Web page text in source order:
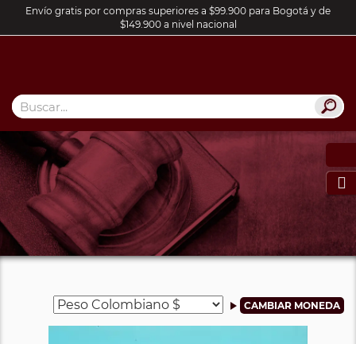
Envío gratis por compras superiores a $99.900 para Bogotá y de
$149.900 a nivel nacional
